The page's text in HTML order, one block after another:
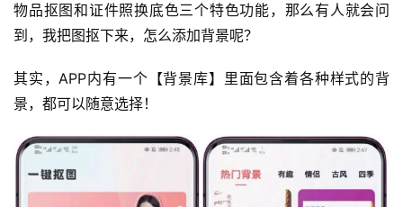
物品抠图和证件照换底色三个特色功能，那么有人就会问
到，我把图抠下来，怎么添加背景呢？
其实，APP内有一个【背景库】里面包含着各种样式的背
景，都可以随意选择！